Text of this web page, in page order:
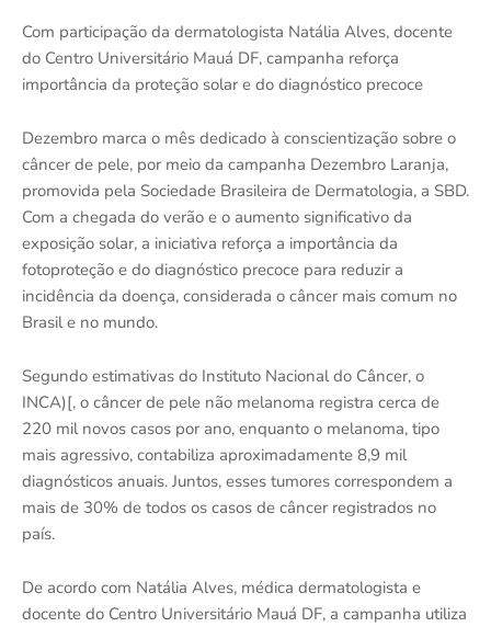
Com participação da dermatologista Natália Alves, docente
do Centro Universitário Mauá DF, campanha reforça
importância da proteção solar e do diagnóstico precoce
Dezembro marca o mês dedicado à conscientização sobre o
câncer de pele, por meio da campanha Dezembro Laranja,
promovida pela Sociedade Brasileira de Dermatologia, a SBD.
Com a chegada do verão e o aumento significativo da
exposição solar, a iniciativa reforça a importância da
fotoproteção e do diagnóstico precoce para reduzir a
incidência da doença, considerada o câncer mais comum no
Brasil e no mundo.
Segundo estimativas do Instituto Nacional do Câncer, o
INCA)[, o câncer de pele não melanoma registra cerca de
220 mil novos casos por ano, enquanto o melanoma, tipo
mais agressivo, contabiliza aproximadamente 8,9 mil
diagnósticos anuais. Juntos, esses tumores correspondem a
mais de 30% de todos os casos de câncer registrados no
país.
De acordo com Natália Alves, médica dermatologista e
docente do Centro Universitário Mauá DF, a campanha utiliza